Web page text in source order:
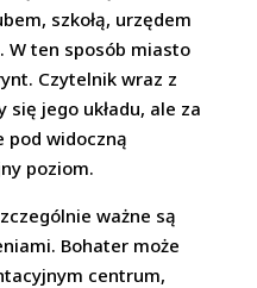
szkołą, urzędem
W ten sposób miasto
Czytelnik wraz z
jego układu, ale za
pod widoczną
poziom.
ważne są
Bohater może
centrum,